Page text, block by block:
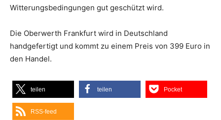
Witterungsbedingungen gut geschützt wird.
Die Oberwerth Frankfurt wird in Deutschland
handgefertigt und kommt zu einem Preis von 399 Euro in
den Handel.
teilen teilen Pocket
RSS-feed